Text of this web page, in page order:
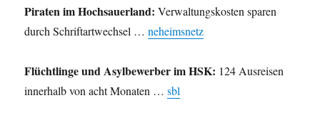
Piraten im Hochsauerland: Verwaltungskosten sparen
durch Schriftartwechsel …neheimsnetz
Flüchtlinge und Asylbewerber im HSK: 124 Ausreisen
innerhalb von acht Monaten …sbl